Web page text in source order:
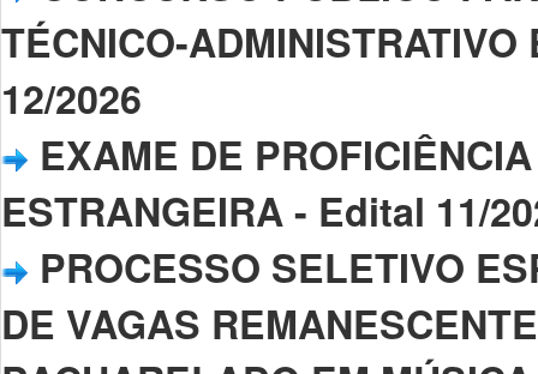
TÉCNICO-
12/2026
EXAME DE
ESTRANGEIRA - Edital 11/
PROCESSO SELETIVO
DE VAGAS